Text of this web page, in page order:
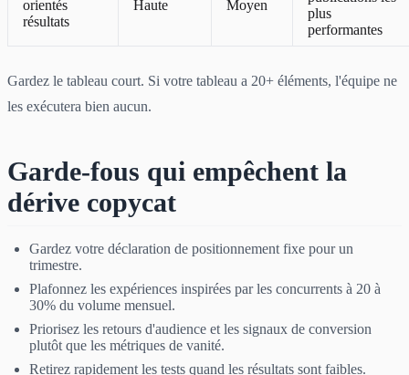
orientés
résultats
Haute Moyen
plus
performantes
Gardez le tableau court. Si votre tableau a 20+ éléments, l'équipe ne
les exécutera bien aucun.
Garde-fous qui empêchent la
dérive copycat
Gardez votre déclaration de positionnement fixe pour un
trimestre.
Plafonnez les expériences inspirées par les concurrents à 20 à
30% du volume mensuel.
Priorisez les retours d'audience et les signaux de conversion
plutôt que les métriques de vanité.
Retirez rapidement les tests quand les résultats sont faibles.